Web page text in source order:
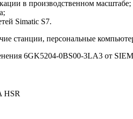
в производственном масштабе;
Simatic S7.
станции, персональные
6GK5204-0BS00-3LA3 от
HSR